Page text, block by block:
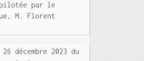
par le
M. Florent
décembre 2023 du